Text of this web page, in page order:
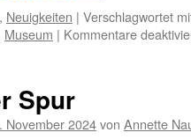
, Neuigkeiten | Verschlagwortet
Museum | Kommentare
Spur
November 2024von Annette